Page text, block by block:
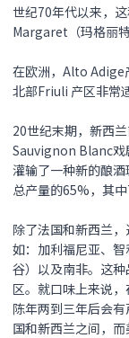
世纪70年代以来，
Margaret（玛格丽
在欧洲，Alto Adige
北部Friuli 产区非常
20世纪末期，新西
Sauvignon Blanc戏
灌输了一种新的酿
总产量的65%，其
除了法国和新西兰
如：加利福尼亚、
谷）以及南非。这
区。就口味上来说
陈年两到三年后会
国和新西兰之间，而